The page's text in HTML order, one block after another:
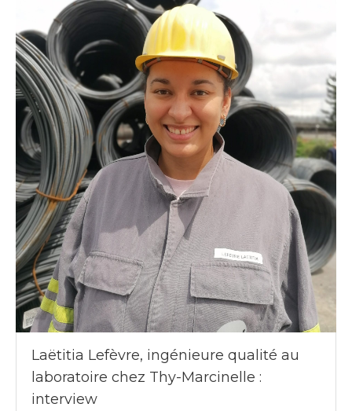
Laëtitia Lefèvre, ingénieure qualité au
laboratoire chez Thy-Marcinelle :
interview